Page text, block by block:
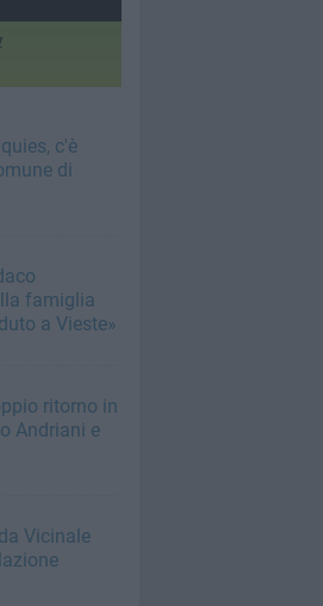
c'è
di
famiglia
a Vieste»
ritorno in
Andriani e
Vicinale